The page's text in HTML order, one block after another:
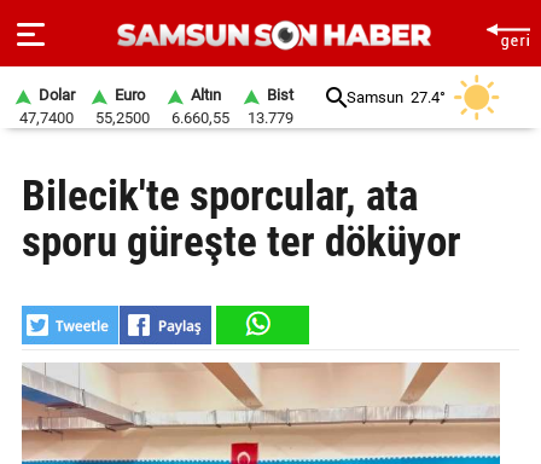
SAYFA
SAMSUN
SAMSUNSPOR
GÜNDEM
SİYASET
Dolar
47,7400
Euro
55,2500
Altın
6.660,55
Bist
13.779
Samsun 27.4°
Bilecik'te sporcular, ata
sporu güreşte ter döküyor